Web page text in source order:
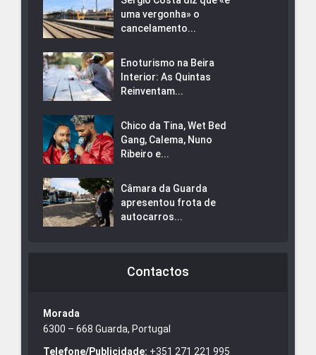
uma vergonha» o
cancelamento...
Enoturismo na Beira
Interior: As Quintas
Reinventam...
Chico da Tina, Wet Bed
Gang, Calema, Nuno
Ribeiro e...
Câmara da Guarda
apresentou frota de
autocarros...
Contactos
Morada
6300 – 668 Guarda, Portugal
Telefone/Publicidade: +351 271 221 995